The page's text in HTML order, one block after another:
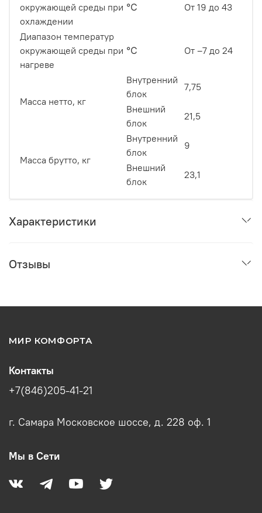
окружающей среды при
охлаждении
℃ От 19 до 43
Диапазон температур
окружающей среды при
нагреве
℃ От –7 до 24
Масса нетто, кг
Внутренний
блок
7,75
Внешний
блок
21,5
Масса брутто, кг
Внутренний
блок
9
Внешний
блок
23,1
Характеристики
Отзывы
МИР КОМФОРТА
Контакты
+7(846)205-41-21
г. Самара Московское шоссе, д. 228 оф. 1
Мы в Сети